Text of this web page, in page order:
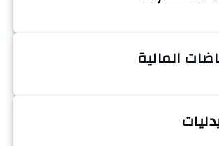
المالية